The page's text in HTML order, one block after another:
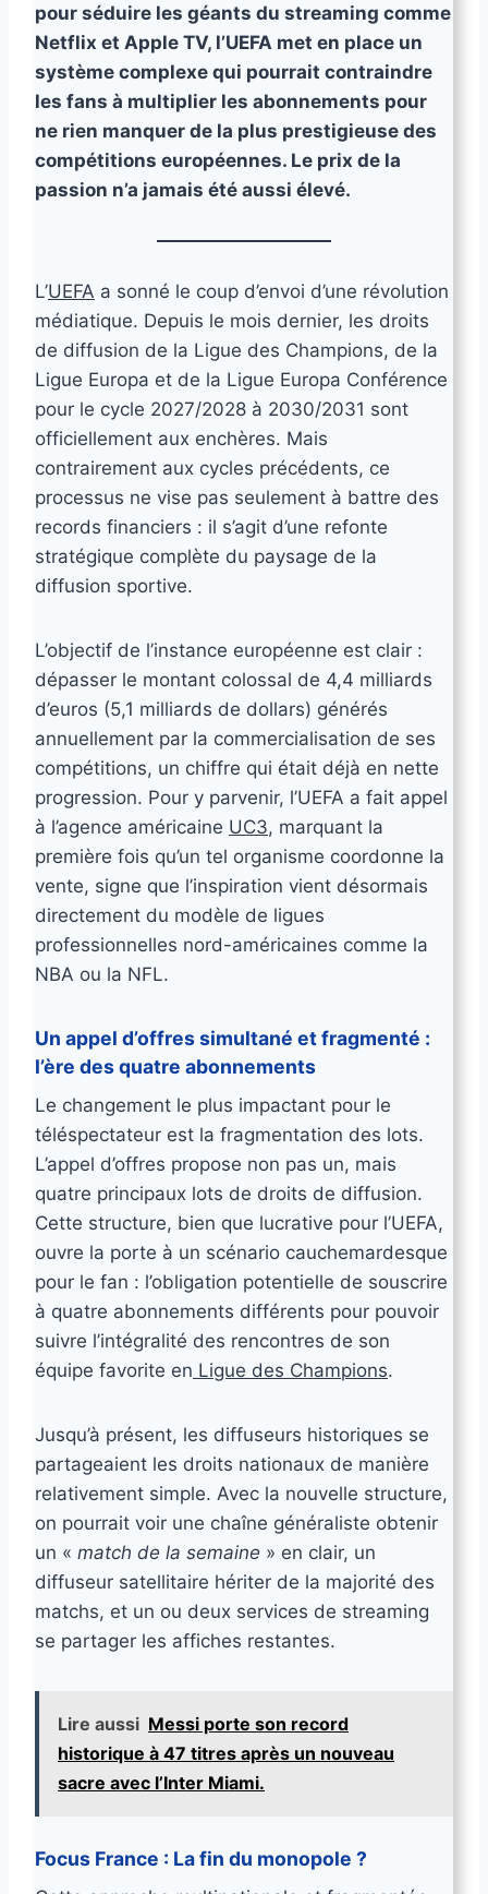
pour séduire les géants du streaming comme
Netflix et Apple TV, l’UEFA met en place un
système complexe qui pourrait contraindre
les fans à multiplier les abonnements pour
ne rien manquer de la plus prestigieuse des
compétitions européennes. Le prix de la
passion n’a jamais été aussi élevé.
L’UEFA a sonné le coup d’envoi d’une révolution
médiatique. Depuis le mois dernier, les droits
de diffusion de la Ligue des Champions, de la
Ligue Europa et de la Ligue Europa Conférence
pour le cycle 2027/2028 à 2030/2031 sont
officiellement aux enchères. Mais
contrairement aux cycles précédents, ce
processus ne vise pas seulement à battre des
records financiers : il s’agit d’une refonte
stratégique complète du paysage de la
diffusion sportive.
L’objectif de l’instance européenne est clair :
dépasser le montant colossal de 4,4 milliards
d’euros (5,1 milliards de dollars) générés
annuellement par la commercialisation de ses
compétitions, un chiffre qui était déjà en nette
progression. Pour y parvenir, l’UEFA a fait appel
à l’agence américaine UC3, marquant la
première fois qu’un tel organisme coordonne la
vente, signe que l’inspiration vient désormais
directement du modèle de ligues
professionnelles nord-américaines comme la
NBA ou la NFL.
Un appel d’offres simultané et fragmenté :
l’ère des quatre abonnements
Le changement le plus impactant pour le
téléspectateur est la fragmentation des lots.
L’appel d’offres propose non pas un, mais
quatre principaux lots de droits de diffusion.
Cette structure, bien que lucrative pour l’UEFA,
ouvre la porte à un scénario cauchemardesque
pour le fan : l’obligation potentielle de souscrire
à quatre abonnements différents pour pouvoir
suivre l’intégralité des rencontres de son
équipe favorite en Ligue des Champions.
Jusqu’à présent, les diffuseurs historiques se
partageaient les droits nationaux de manière
relativement simple. Avec la nouvelle structure,
on pourrait voir une chaîne généraliste obtenir
un « match de la semaine » en clair, un
diffuseur satellitaire hériter de la majorité des
matchs, et un ou deux services de streaming
se partager les affiches restantes.
Lire aussi Messi porte son record
historique à 47 titres après un nouveau
sacre avec l’Inter Miami.
Focus France : La fin du monopole ?